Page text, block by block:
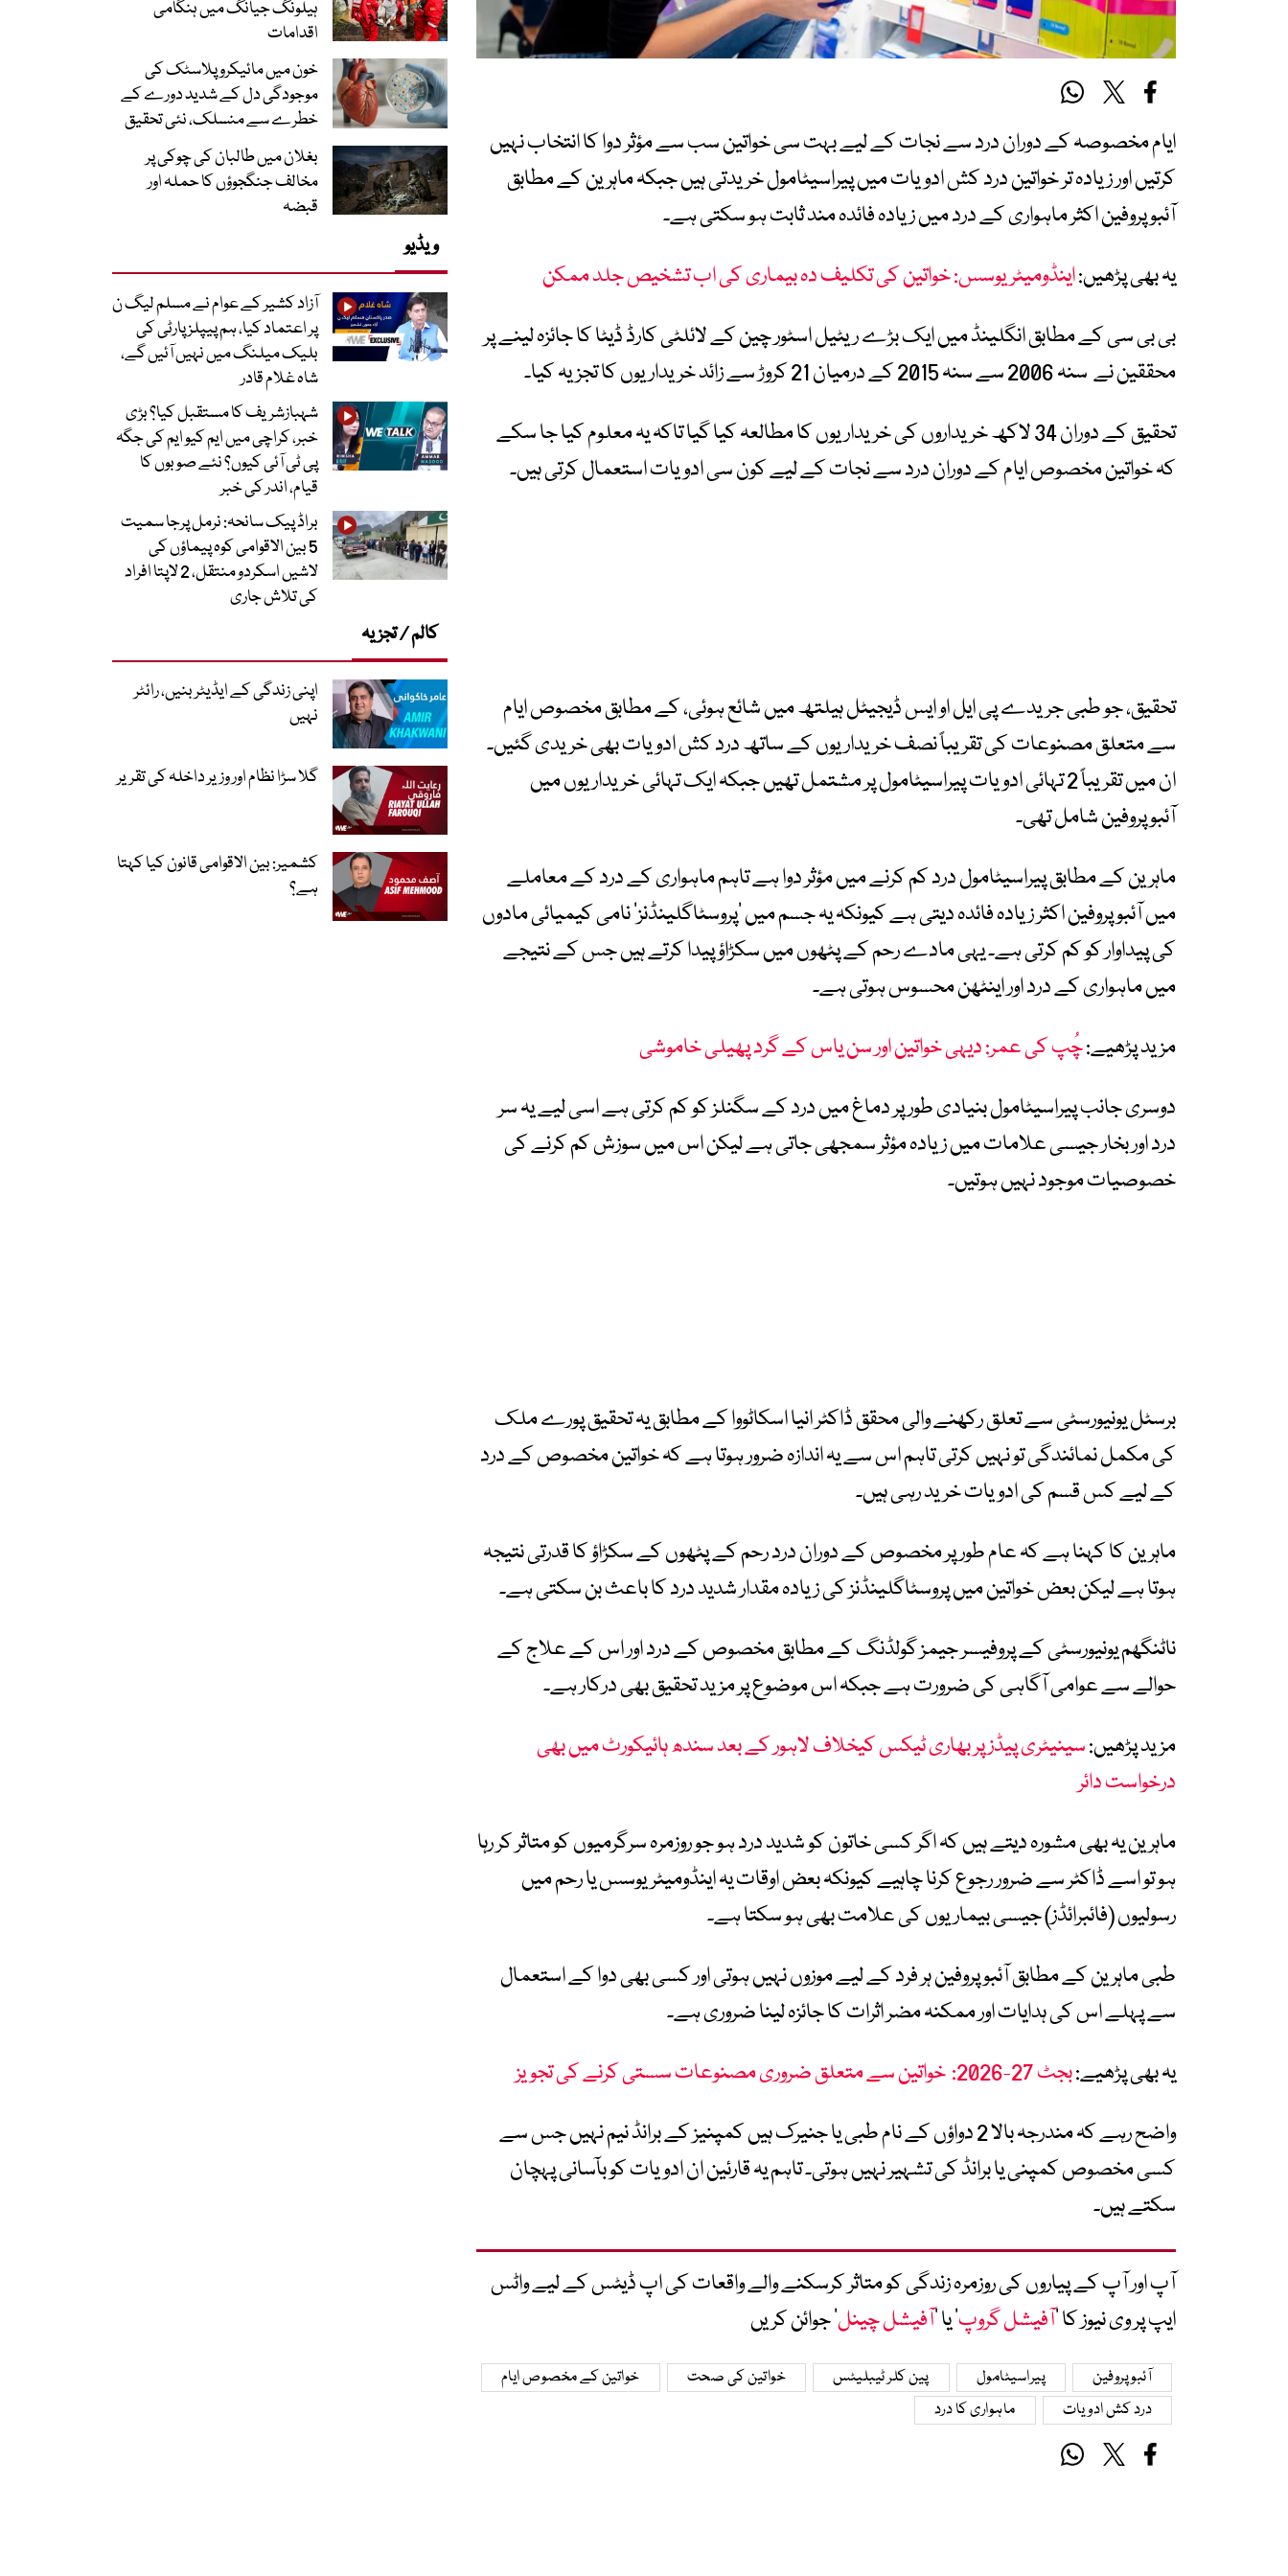
ایام مخصوصہ کے دوران درد سے نجات کے لیے بہت سی خواتین سب سے مؤثر دوا کا انتخاب نہیں
کرتیں اور زیادہ تر خواتین درد کش ادویات میں پیراسیٹامول خریدتی ہیں جبکہ ماہرین کے مطابق
آئبوپروفین اکثر ماہواری کے درد میں زیادہ فائدہ مند ثابت ہو سکتی ہے۔
یہ بھی پڑھیں:اینڈومیٹریوسس: خواتین کی تکلیف دہ بیماری کی اب تشخیص جلد ممکن
بی بی سی کے مطابق انگلینڈ میں ایک بڑے ریٹیل اسٹور چین کے لائلٹی کارڈ ڈیٹا کا جائزہ لینے پر
محققین نے سنہ 2006 سے سنہ 2015 کے درمیان 21 کروڑ سے زائد خریداریوں کا تجزیہ کیا۔
تحقیق کے دوران 34 لاکھ خریداروں کی خریداریوں کا مطالعہ کیا گیا تاکہ یہ معلوم کیا جا سکے
کہ خواتین مخصوص ایام کے دوران درد سے نجات کے لیے کون سی ادویات استعمال کرتی ہیں۔
تحقیق، جو طبی جریدے پی ایل او ایس ڈیجیٹل ہیلتھ میں شائع ہوئی، کے مطابق مخصوص ایام
سے متعلق مصنوعات کی تقریباً نصف خریداریوں کے ساتھ درد کش ادویات بھی خریدی گئیں۔
ان میں تقریباً 2 تہائی ادویات پیراسیٹامول پر مشتمل تھیں جبکہ ایک تہائی خریداریوں میں
آئبوپروفین شامل تھی۔
ماہرین کے مطابق پیراسیٹامول درد کم کرنے میں مؤثر دوا ہے تاہم ماہواری کے درد کے معاملے
میں آئبوپروفین اکثر زیادہ فائدہ دیتی ہے کیونکہ یہ جسم میں ’پروسٹاگلینڈنز‘ نامی کیمیائی مادوں
کی پیداوار کو کم کرتی ہے۔ یہی مادے رحم کے پٹھوں میں سکڑاؤ پیدا کرتے ہیں جس کے نتیجے
میں ماہواری کے درد اور اینٹھن محسوس ہوتی ہے۔
مزید پڑھیے:چُپ کی عمر: دیہی خواتین اور سن یاس کے گرد پھیلی خاموشی
دوسری جانب پیراسیٹامول بنیادی طور پر دماغ میں درد کے سگنلز کو کم کرتی ہے اسی لیے یہ سر
درد اور بخار جیسی علامات میں زیادہ مؤثر سمجھی جاتی ہے لیکن اس میں سوزش کم کرنے کی
خصوصیات موجود نہیں ہوتیں۔
برسٹل یونیورسٹی سے تعلق رکھنے والی محقق ڈاکٹر انیا اسکاٹووا کے مطابق یہ تحقیق پورے ملک
کی مکمل نمائندگی تو نہیں کرتی تاہم اس سے یہ اندازہ ضرور ہوتا ہے کہ خواتین مخصوص کے درد
کے لیے کس قسم کی ادویات خرید رہی ہیں۔
ماہرین کا کہنا ہے کہ عام طور پر مخصوص کے دوران درد رحم کے پٹھوں کے سکڑاؤ کا قدرتی نتیجہ
ہوتا ہے لیکن بعض خواتین میں پروسٹاگلینڈنز کی زیادہ مقدار شدید درد کا باعث بن سکتی ہے۔
ناٹنگھم یونیورسٹی کے پروفیسر جیمز گولڈنگ کے مطابق مخصوص کے درد اور اس کے علاج کے
حوالے سے عوامی آگاہی کی ضرورت ہے جبکہ اس موضوع پر مزید تحقیق بھی درکار ہے۔
مزید پڑھیں:سینیٹری پیڈز پر بھاری ٹیکس کیخلاف لاہور کے بعد سندھ ہائیکورٹ میں بھی
درخواست دائر
ماہرین یہ بھی مشورہ دیتے ہیں کہ اگر کسی خاتون کو شدید درد ہو جو روزمرہ سرگرمیوں کو متاثر کر رہا
ہو تو اسے ڈاکٹر سے ضرور رجوع کرنا چاہیے کیونکہ بعض اوقات یہ اینڈومیٹریوسس یا رحم میں
رسولیوں (فائبرائڈز) جیسی بیماریوں کی علامت بھی ہو سکتا ہے۔
طبی ماہرین کے مطابق آئبوپروفین ہر فرد کے لیے موزوں نہیں ہوتی اور کسی بھی دوا کے استعمال
سے پہلے اس کی ہدایات اور ممکنہ مضر اثرات کا جائزہ لینا ضروری ہے۔
یہ بھی پڑھیے:بجٹ 27-2026: خواتین سے متعلق ضروری مصنوعات سستی کرنے کی تجویز
واضح رہے کہ مندرجہ بالا 2 دواؤں کے نام طبی یا جنیرک ہیں کمپنیز کے برانڈ نیم نہیں جس سے
کسی مخصوص کمپنی یا برانڈ کی تشہیر نہیں ہوتی۔ تاہم یہ قارئین ان ادویات کو بآسانی پہچان
سکتے ہیں۔
آپ اور آپ کے پیاروں کی روزمرہ زندگی کو متاثر کرسکنے والے واقعات کی اپ ڈیٹس کے لیے واٹس
ایپ پر وی نیوز کا ’آفیشل گروپ‘ یا ’آفیشل چینل‘ جوائن کریں
آئبوپروفین پیراسیٹامول پین کلر ٹیبلیٹس خواتین کی صحت
خواتین کے مخصوص ایام
درد کش ادویات
ماہواری کا درد
ہیلونگ جیانگ میں ہنگامی
اقدامات
خون میں مائیکرو پلاسٹک کی
موجودگی دل کے شدید دورے کے
خطرے سے منسلک، نئی تحقیق
بغلان میں طالبان کی چوکی پر
مخالف جنگجوؤں کا حملہ اور
قبضہ
ویڈیو
آزاد کشیر کے عوام نے مسلم لیگ ن
پر اعتماد کیا، ہم پیپلز پارٹی کی
بلیک میلنگ میں نہیں آئیں گے،
شاہ غلام قادر
شہبازشریف کا مستقبل کیا؟ بڑی
خبر، کراچی میں ایم کیو ایم کی جگہ
پی ٹی آئی کیوں؟ نئے صوبوں کا
قیام، اندر کی خبر
براڈ پیک سانحہ: نرمل پرجا سمیت
5 بین الاقوامی کوہ پیماؤں کی
لاشیں اسکردو منتقل، 2 لاپتا افراد
کی تلاش جاری
کالم / تجزیہ
اپنی زندگی کے ایڈیٹر بنیں، رائٹر
نہیں
گلا سڑا نظام اور وزیر داخلہ کی تقریر
کشمیر: بین الاقوامی قانون کیا کہتا
ہے؟